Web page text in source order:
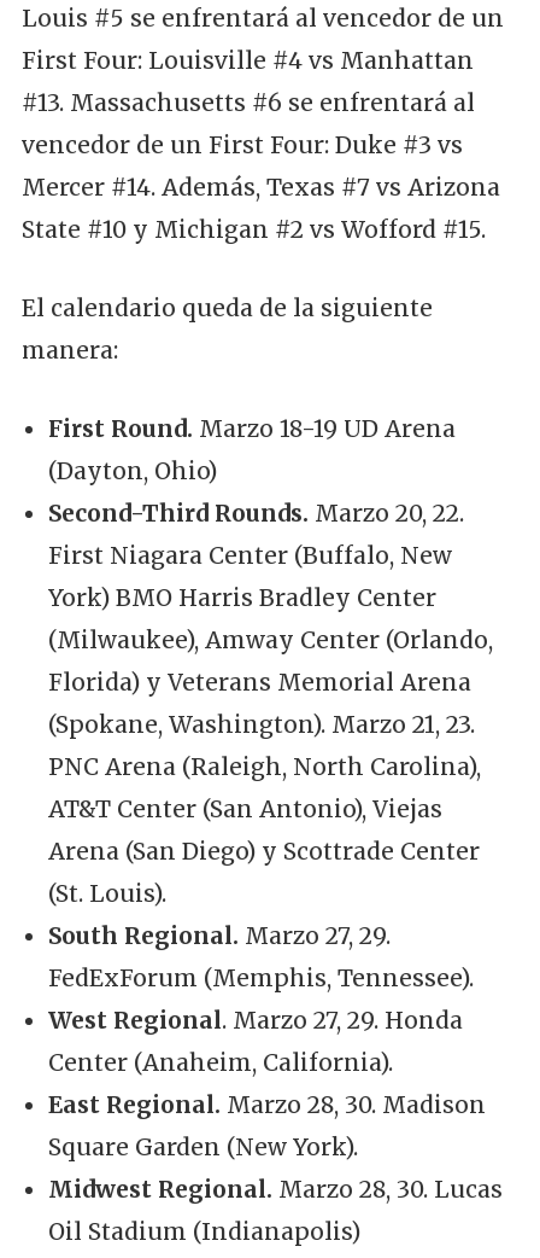
Louis #5 se enfrentará al vencedor de un
First Four: Louisville #4 vs Manhattan
#13. Massachusetts #6 se enfrentará al
vencedor de un First Four: Duke #3 vs
Mercer #14. Además, Texas #7 vs Arizona
State #10 y Michigan #2 vs Wofford #15.
El calendario queda de la siguiente
manera:
First Round. Marzo 18-19 UD Arena
(Dayton, Ohio)
Second-Third Rounds. Marzo 20, 22.
First Niagara Center (Buffalo, New
York) BMO Harris Bradley Center
(Milwaukee), Amway Center (Orlando,
Florida) y Veterans Memorial Arena
(Spokane, Washington). Marzo 21, 23.
PNC Arena (Raleigh, North Carolina),
AT&T Center (San Antonio), Viejas
Arena (San Diego) y Scottrade Center
(St. Louis).
South Regional. Marzo 27, 29.
FedExForum (Memphis, Tennessee).
West Regional. Marzo 27, 29. Honda
Center (Anaheim, California).
East Regional. Marzo 28, 30. Madison
Square Garden (New York).
Midwest Regional. Marzo 28, 30. Lucas
Oil Stadium (Indianapolis)